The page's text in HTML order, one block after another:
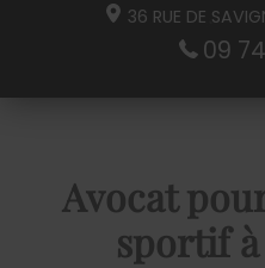
36 RUE DE
09
Avocat
sportif